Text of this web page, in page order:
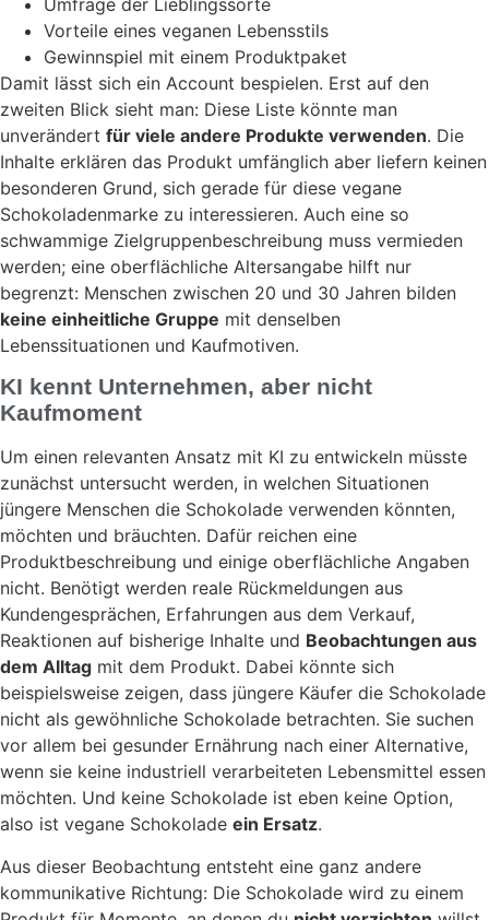
Vorteile eines veganen Lebensstils
Gewinnspiel mit einem Produktpaket
Damit lässt sich ein Account bespielen. Erst auf den
zweiten Blick sieht man: Diese Liste könnte man
unverändert für viele andere Produkte verwenden. Die
Inhalte erklären das Produkt umfänglich aber liefern keinen
besonderen Grund, sich gerade für diese vegane
Schokoladenmarke zu interessieren. Auch eine so
schwammige Zielgruppenbeschreibung muss vermieden
werden; eine oberflächliche Altersangabe hilft nur
begrenzt: Menschen zwischen 20 und 30 Jahren bilden
keine einheitliche Gruppe mit denselben
Lebenssituationen und Kaufmotiven.
KI kennt Unternehmen, aber nicht
Kaufmoment
Um einen relevanten Ansatz mit KI zu entwickeln müsste
zunächst untersucht werden, in welchen Situationen
jüngere Menschen die Schokolade verwenden könnten,
möchten und bräuchten. Dafür reichen eine
Produktbeschreibung und einige oberflächliche Angaben
nicht. Benötigt werden reale Rückmeldungen aus
Kundengesprächen, Erfahrungen aus dem Verkauf,
Reaktionen auf bisherige Inhalte und Beobachtungen aus
dem Alltag mit dem Produkt. Dabei könnte sich
beispielsweise zeigen, dass jüngere Käufer die Schokolade
nicht als gewöhnliche Schokolade betrachten. Sie suchen
vor allem bei gesunder Ernährung nach einer Alternative,
wenn sie keine industriell verarbeiteten Lebensmittel essen
möchten. Und keine Schokolade ist eben keine Option,
also ist vegane Schokolade ein Ersatz.
Aus dieser Beobachtung entsteht eine ganz andere
kommunikative Richtung: Die Schokolade wird zu einem